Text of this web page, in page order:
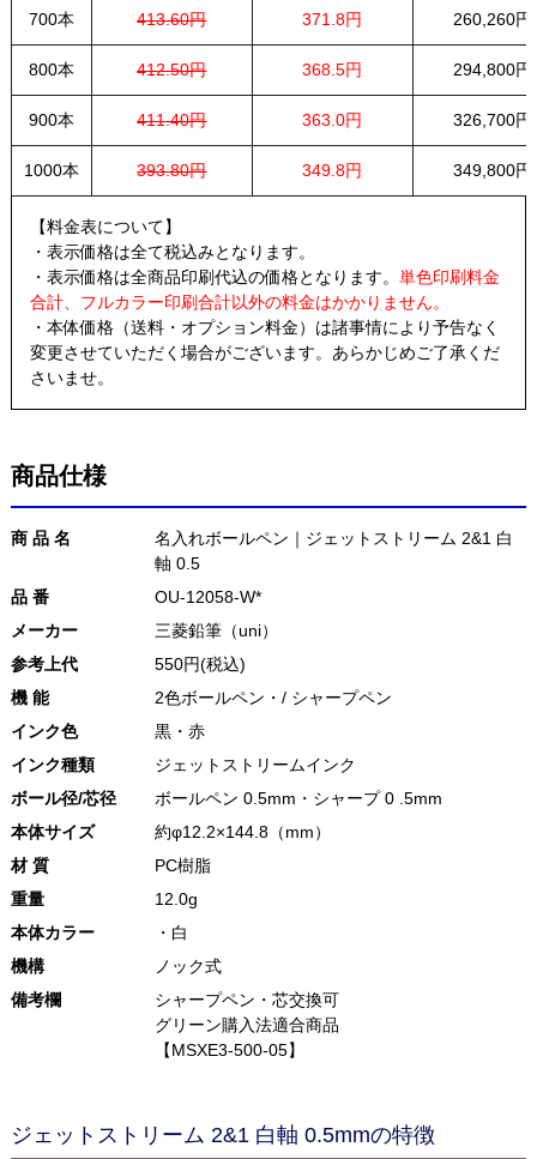
700本 413.60円 371.8円 260,260円
800本 412.50円 368.5円 294,800円
900本 411.40円 363.0円 326,700円
1000本 393.80円 349.8円 349,800円
【料金表について】
・表示価格は全て税込みとなります。
・表示価格は全商品印刷代込の価格となります。 単色印刷料金
合計、フルカラー印刷合計以外の料金はかかりません。
・本体価格（送料・オプション料金）は諸事情により予告なく
変更させていただく場合がございます。あらかじめご了承くだ
さいませ。
商品仕様
商 品 名
名入れボールペン｜ジェットストリーム 2&1 白
軸 0.5
品 番
OU-12058-W*
メーカー
三菱鉛筆（uni）
参考上代
550円(税込)
機 能
2色ボールペン・/ シャープペン
インク色
黒・赤
インク種類
ジェットストリームインク
ボール径/芯径
ボールペン 0.5mm・シャープ 0 .5mm
本体サイズ
約φ12.2×144.8（mm）
材 質
PC樹脂
重量
12.0g
本体カラー
・白
機構
ノック式
備考欄
シャープペン・芯交換可
グリーン購入法適合商品
【MSXE3-500-05】
ジェットストリーム 2&1 白軸 0.5mmの特徴